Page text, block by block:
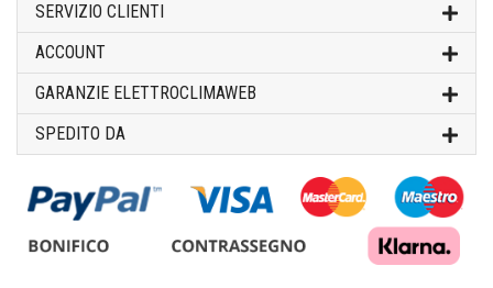
SERVIZIO CLIENTI
ACCOUNT
GARANZIE ELETTROCLIMAWEB
SPEDITO DA